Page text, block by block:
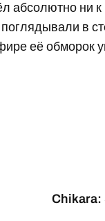
абсолютно ни
в
её обморок
Chikara: